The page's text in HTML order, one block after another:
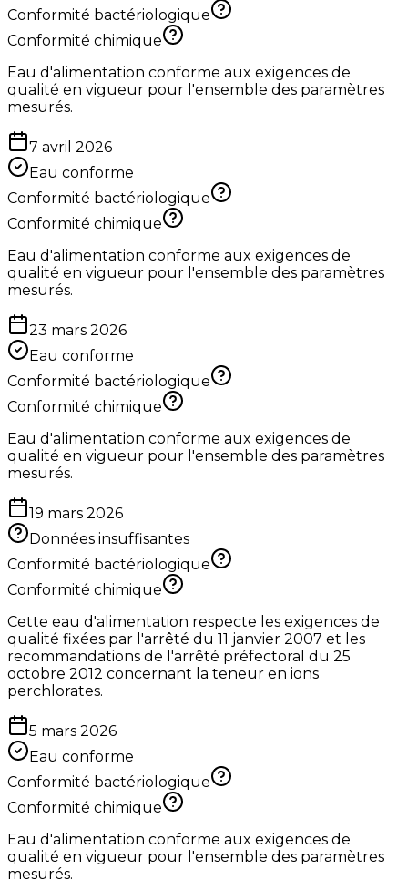
Conformité bactériologique
Conformité chimique
Eau d'alimentation conforme aux exigences de
qualité en vigueur pour l'ensemble des paramètres
mesurés.
7 avril 2026
Eau conforme
Conformité bactériologique
Conformité chimique
Eau d'alimentation conforme aux exigences de
qualité en vigueur pour l'ensemble des paramètres
mesurés.
23 mars 2026
Eau conforme
Conformité bactériologique
Conformité chimique
Eau d'alimentation conforme aux exigences de
qualité en vigueur pour l'ensemble des paramètres
mesurés.
19 mars 2026
Données insuffisantes
Conformité bactériologique
Conformité chimique
Cette eau d'alimentation respecte les exigences de
qualité fixées par l'arrêté du 11 janvier 2007 et les
recommandations de l'arrêté préfectoral du 25
octobre 2012 concernant la teneur en ions
perchlorates.
5 mars 2026
Eau conforme
Conformité bactériologique
Conformité chimique
Eau d'alimentation conforme aux exigences de
qualité en vigueur pour l'ensemble des paramètres
mesurés.